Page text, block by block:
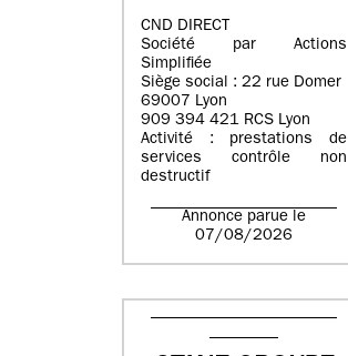
CND DIRECT
Société par Actions
Simplifiée
Siège social : 22 rue Domer
69007 Lyon
909 394 421 RCS Lyon
Activité : prestations de
services contrôle non
destructif
Annonce parue le
07/08/2026